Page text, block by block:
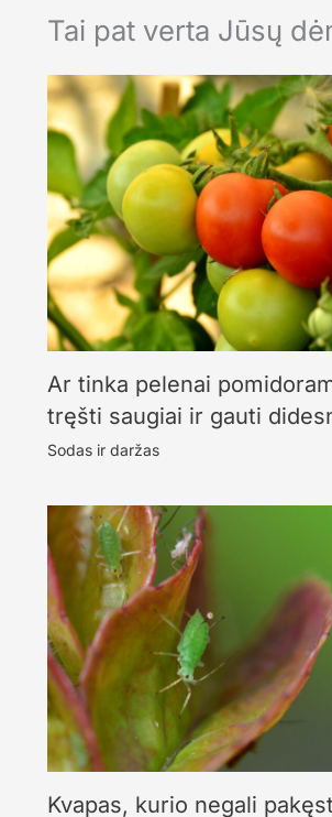
Tai pat verta Jūsų
Ar tinka pelenai
tręšti saugiai ir gauti
Sodas ir daržas
Kvapas, kurio negali